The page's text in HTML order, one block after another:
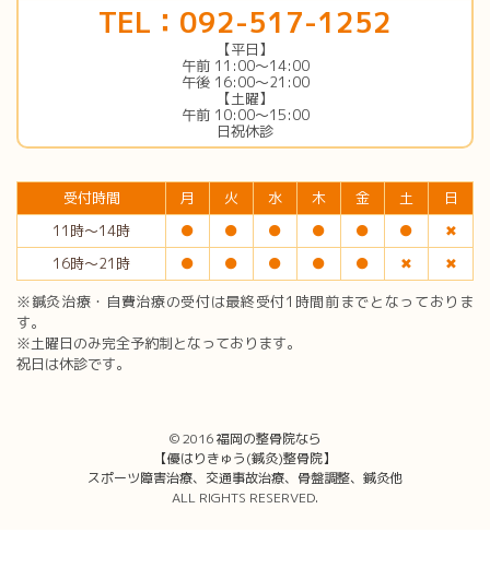
TEL：092-517-1252
【平日】
午前 11:00〜14:00
午後 16:00〜21:00
【土曜】
午前 10:00〜15:00
日祝休診
受付時間 月 火 水 木 金 土
日
11時〜14時
● ● ● ● ● ●
✖︎
16時〜21時
● ● ● ● ● ✖︎
✖︎
※鍼灸治療・自費治療の受付は最終受付1時間前までとなっておりま
す。
※土曜日のみ完全予約制となっております。
祝日は休診です。
© 2016福岡の整骨院なら
【優はりきゅう(鍼灸)整骨院】
スポーツ障害治療、交通事故治療、骨盤調整、鍼灸他
ALL RIGHTS RESERVED.